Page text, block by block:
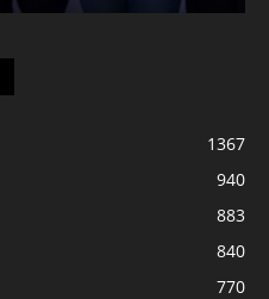
1367
940
883
840
770